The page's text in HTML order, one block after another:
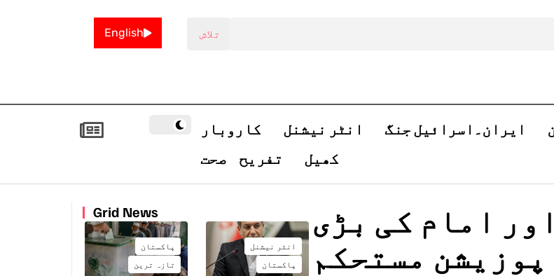
English
ایران۔اسرائیل جنگ انٹر نیشنل
کاروبار
کھیل
تفریح صحت
امام کی بڑی
مستحکم
Grid News
انٹر نیشنل
پاکستان
پاکستان
تازہ ترین